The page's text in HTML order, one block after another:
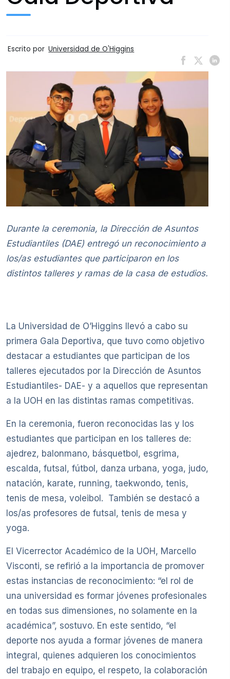
Escrito por Universidad de O'Higgins
Durante la ceremonia, la Dirección de Asuntos
Estudiantiles (DAE) entregó un reconocimiento a
los/as estudiantes que participaron en los
distintos talleres y ramas de la casa de estudios.
La Universidad de O’Higgins llevó a cabo su
primera Gala Deportiva, que tuvo como objetivo
destacar a estudiantes que participan de los
talleres ejecutados por la Dirección de Asuntos
Estudiantiles- DAE- y a aquellos que representan
a la UOH en las distintas ramas competitivas.
En la ceremonia, fueron reconocidas las y los
estudiantes que participan en los talleres de:
ajedrez, balonmano, básquetbol, esgrima,
escalda, futsal, fútbol, danza urbana, yoga, judo,
natación, karate, running, taekwondo, tenis,
tenis de mesa, voleibol. También se destacó a
los/as profesores de futsal, tenis de mesa y
yoga.
El Vicerrector Académico de la UOH, Marcello
Visconti, se refirió a la importancia de promover
estas instancias de reconocimiento: “el rol de
una universidad es formar jóvenes profesionales
en todas sus dimensiones, no solamente en la
académica”, sostuvo. En este sentido, “el
deporte nos ayuda a formar jóvenes de manera
integral, quienes adquieren los conocimientos
del trabajo en equipo, el respeto, la colaboración